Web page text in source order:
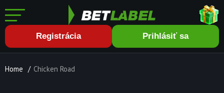
Registrácia Prihlásiť sa
Home / Chicken Road